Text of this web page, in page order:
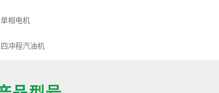
单相电机
冲程汽油机